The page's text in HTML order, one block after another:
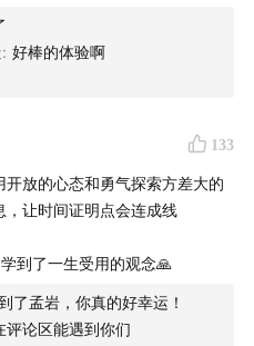
断，或投资、咨询建议。市
人及嘉宾对投资相关内容的
整性不作任何明示或暗示的
成的后果由您独自承担。
睐。如需转载或引用本播客
: 好棒的体验啊
133
放的心态和勇气探索方差大的
让时间证明点会连成线
到了一生受用的观念🙏
了孟岩，你真的好幸运！
评论区能遇到你们